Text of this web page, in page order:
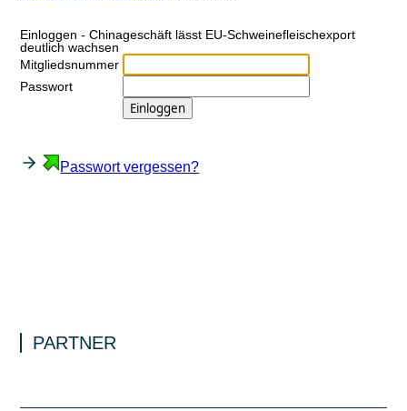
Ein­log­gen - Chinageschäft lässt EU-Schweinefleischexport
deutlich wachsen
Mitgliedsnummer
Passwort
Passwort vergessen?
PARTNER